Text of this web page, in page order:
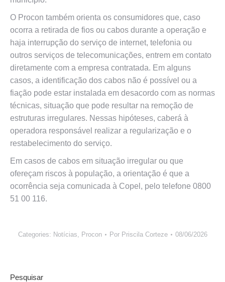
O Procon também orienta os consumidores que, caso
ocorra a retirada de fios ou cabos durante a operação e
haja interrupção do serviço de internet, telefonia ou
outros serviços de telecomunicações, entrem em contato
diretamente com a empresa contratada. Em alguns
casos, a identificação dos cabos não é possível ou a
fiação pode estar instalada em desacordo com as normas
técnicas, situação que pode resultar na remoção de
estruturas irregulares. Nessas hipóteses, caberá à
operadora responsável realizar a regularização e o
restabelecimento do serviço.
Em casos de cabos em situação irregular ou que
ofereçam riscos à população, a orientação é que a
ocorrência seja comunicada à Copel, pelo telefone 0800
51 00 116.
Categories: Notícias, Procon Por Priscila Corteze 08/06/2026
Pesquisar